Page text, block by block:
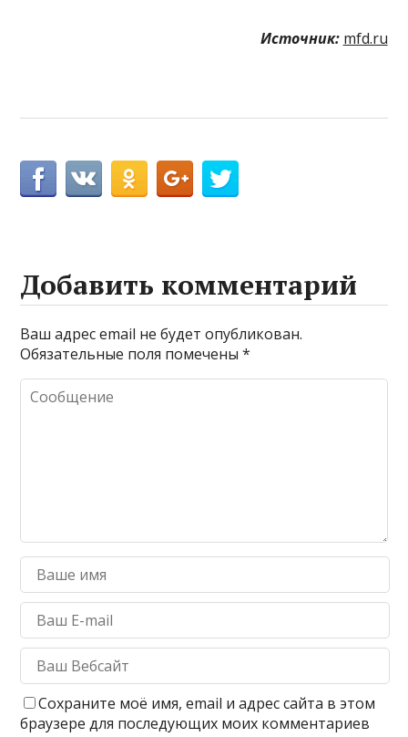
Источник: mfd.ru
Добавить комментарий
Ваш адрес email не будет опубликован.
Обязательные поля помечены*
Сохраните моё имя, email и адрес сайта в этом
браузере для последующих моих комментариев